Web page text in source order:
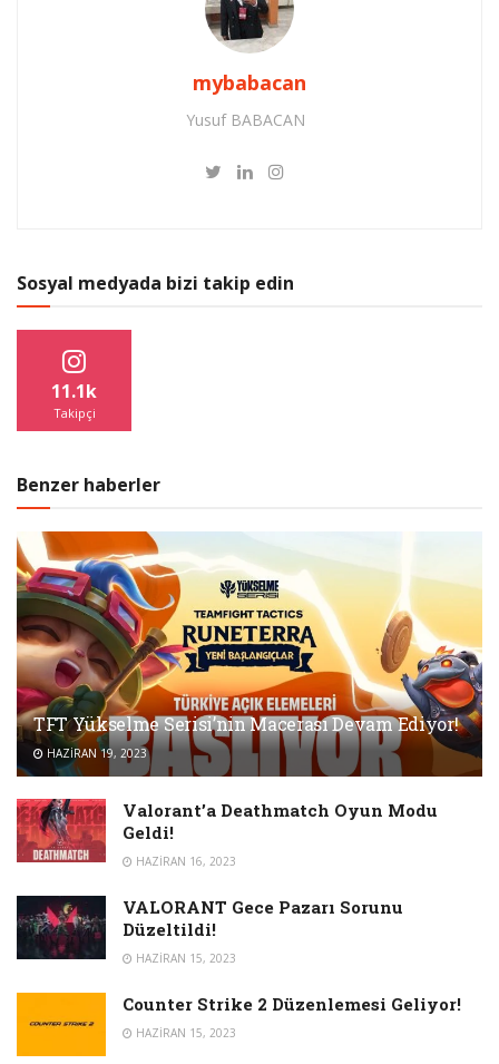
mybabacan
Yusuf BABACAN
Sosyal medyada bizi takip edin
11.1k
Takipçi
Benzer haberler
TFT Yükselme Serisi’nin Macerası Devam Ediyor!
HAZIRAN 19, 2023
Valorant’a Deathmatch Oyun Modu
Geldi!
HAZIRAN 16, 2023
VALORANT Gece Pazarı Sorunu
Düzeltildi!
HAZIRAN 15, 2023
Counter Strike 2 Düzenlemesi Geliyor!
HAZIRAN 15, 2023